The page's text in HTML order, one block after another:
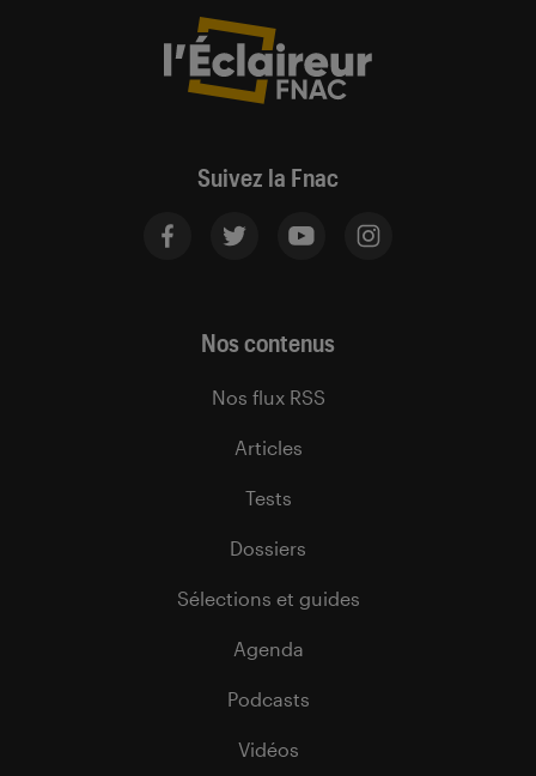
Suivez la Fnac
Nos contenus
Nos flux RSS
Articles
Tests
Dossiers
Sélections et guides
Agenda
Podcasts
Vidéos